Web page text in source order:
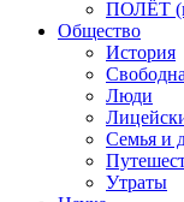
ПОЛЁТ
Общество
История
Люди
Семья и
Утраты